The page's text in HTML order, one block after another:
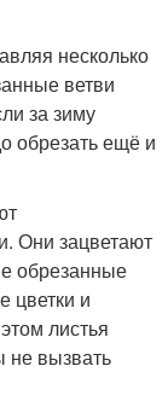
несколько
ветви
за зиму
обрезать ещё и
Они зацветают
обрезанные
цветки и
листья
не вызвать